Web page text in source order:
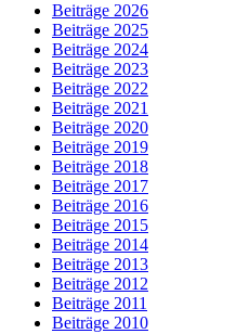
Beiträge 2026
Beiträge 2025
Beiträge 2024
Beiträge 2023
Beiträge 2022
Beiträge 2021
Beiträge 2020
Beiträge 2019
Beiträge 2018
Beiträge 2017
Beiträge 2016
Beiträge 2015
Beiträge 2014
Beiträge 2013
Beiträge 2012
Beiträge 2011
Beiträge 2010